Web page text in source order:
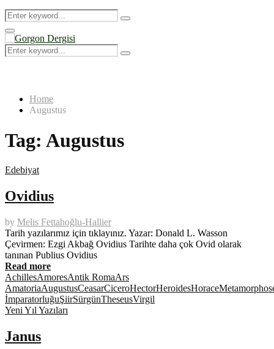
Search
for:
Search
Primary
Menu
Search
for:
Search
Home
Augustus
Tag: Augustus
Edebiyat
Ovidius
by Melis Fettahoğlu-Hallier
Tarih yazılarımız için tıklayınız. Yazar: Donald L. Wasson
Çevirmen: Ezgi Akbağ Ovidius Tarihte daha çok Ovid olarak
tanınan Publius Ovidius
Read more
AchillesAmoresAntik RomaArs
AmatoriaAugustusCeasarCiceroHectorHeroidesHorace
İmparatorluğuŞiirSürgünTheseusVirgil
Yeni Yıl Yazıları
Janus